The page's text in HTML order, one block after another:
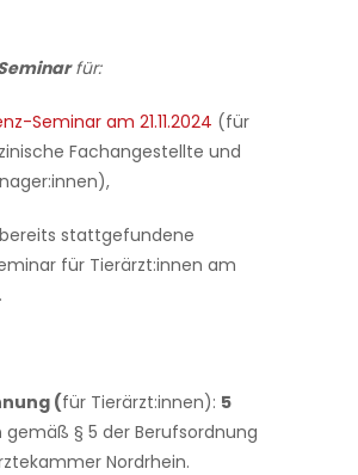
für:
Seminar am 21.11.2024 (für
Fachangestellte und
stattgefundene
für Tierärzt:innen am
(für Tierärzt:innen): 5
gemäß § 5 der Berufsordnung
Nordrhein.